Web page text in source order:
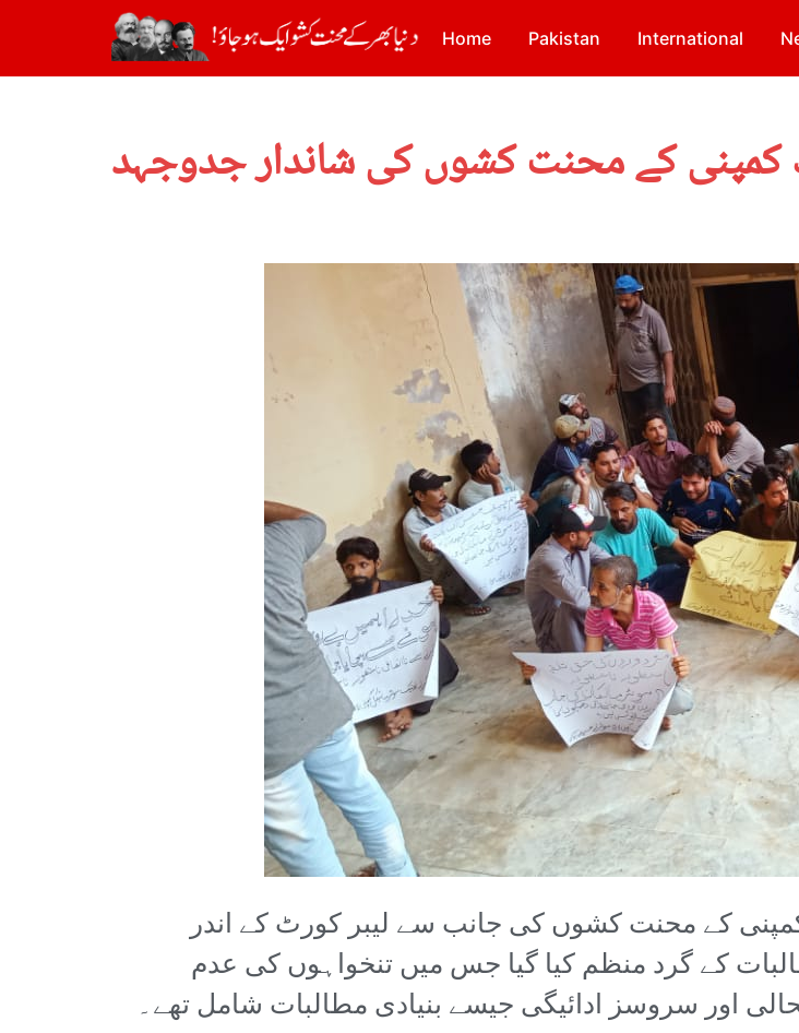
Home Pakistan International
کمپنی کے محنت کشوں کی شاندار جدوجہد
بائیک کمپنی کے محنت کشوں کی جانب سے لیبر کورٹ کے اندر
کے گرد منظم کیا گیا جس میں تنخواہوں کی عدم
اور سروسز ادائیگی جیسے بنیادی مطالبات شامل تھے۔